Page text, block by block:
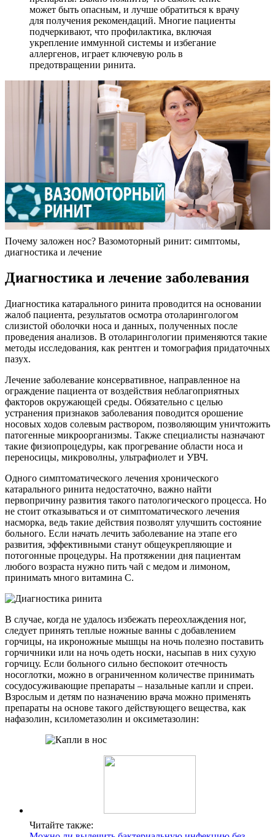
может быть опасным, и лучше обратиться к врачу
для получения рекомендаций. Многие пациенты
подчеркивают, что профилактика, включая
укрепление иммунной системы и избегание
аллергенов, играет ключевую роль в
предотвращении ринита.
Почему заложен нос? Вазомоторный ринит: симптомы,
диагностика и лечение
Диагностика и лечение заболевания
Диагностика катарального ринита проводится на основании
жалоб пациента, результатов осмотра отоларингологом
слизистой оболочки носа и данных, полученных после
проведения анализов. В отоларингологии применяются такие
методы исследования, как рентген и томография придаточных
пазух.
Лечение заболевание консервативное, направленное на
ограждение пациента от воздействия неблагоприятных
факторов окружающей среды. Обязательно с целью
устранения признаков заболевания поводится орошение
носовых ходов солевым раствором, позволяющим уничтожить
патогенные микроорганизмы. Также специалисты назначают
такие физиопроцедуры, как прогревание области носа и
переносицы, микроволны, ультрафиолет и УВЧ.
Одного симптоматического лечения хронического
катарального ринита недостаточно, важно найти
первопричину развития такого патологического процесса. Но
не стоит отказываться и от симптоматического лечения
насморка, ведь такие действия позволят улучшить состояние
больного. Если начать лечить заболевание на этапе его
развития, эффективными станут общеукрепляющие и
потогонные процедуры. На протяжении дня пациентам
любого возраста нужно пить чай с медом и лимоном,
принимать много витамина С.
В случае, когда не удалось избежать переохлаждения ног,
следует принять теплые ножные ванны с добавлением
горчицы, на икроножные мышцы на ночь полезно поставить
горчичники или на ночь одеть носки, насыпав в них сухую
горчицу. Если больного сильно беспокоит отечность
носоглотки, можно в ограниченном количестве принимать
сосудосуживающие препараты – назальные капли и спреи.
Взрослым и детям по назначению врача можно применять
препараты на основе такого действующего вещества, как
нафазолин, ксилометазолин и оксиметазолин:
Читайте также: